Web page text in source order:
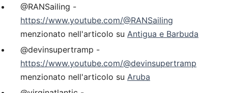
@RANSailing -
https://www.youtube.com/@RANSailing
menzionato nell'articolo su Antigua e Barbuda
@devinsupertramp -
https://www.youtube.com/@devinsupertramp
menzionato nell'articolo su Aruba